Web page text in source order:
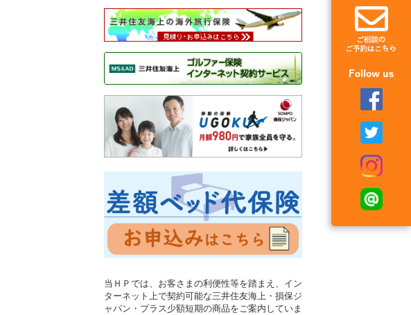
当ＨＰでは、お客さまの利便性等を踏まえ、イン
ターネット上で契約可能な三井住友海上・損保ジ
ャパン・プラス少額短期の商品をご案内していま